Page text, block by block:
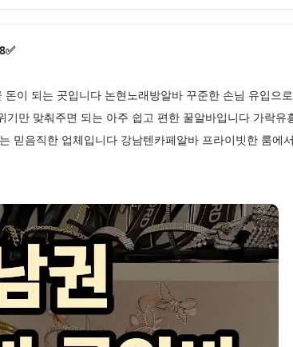
이 되는 곳입니다 논현노래방알바 꾸준한 손님 유입으
만 맞춰주면 되는 아주 쉽고 편한 꿀알바입니다 가락유
믿음직한 업체입니다 강남텐카페알바 프라이빗한 룸에